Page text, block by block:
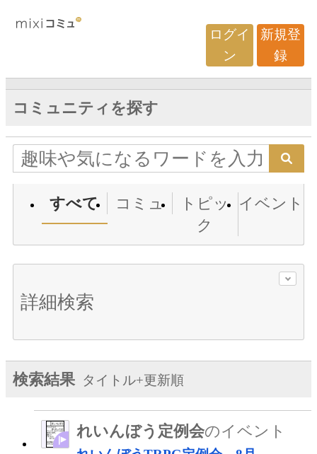
ログイ
ン
新規登
録
コミュニティを探す
すべて コミュ
トピッ
ク
イベント
詳細検索
検索結果 タイトル+更新順
れいんぼう定例会のイベント